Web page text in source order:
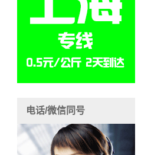
电话/微信同号